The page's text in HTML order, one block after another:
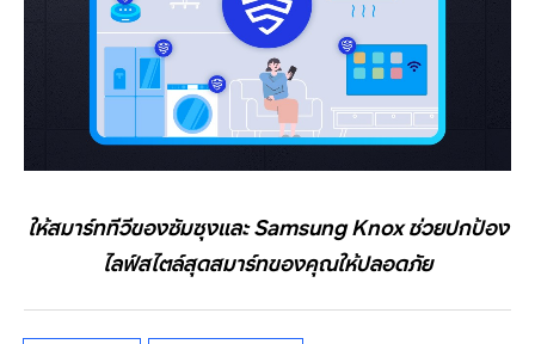
ให้สมาร์ททีวีของซัมซุงและSamsung Knoxช่วยปกป้อง
ไลฟ์สไตล์สุดสมาร์ทของคุณให้ปลอดภัย